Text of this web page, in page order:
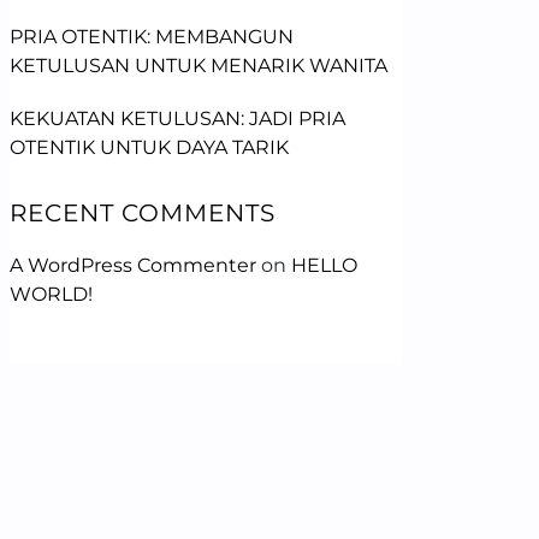
PRIA OTENTIK: MEMBANGUN
KETULUSAN UNTUK MENARIK WANITA
KEKUATAN KETULUSAN: JADI PRIA
OTENTIK UNTUK DAYA TARIK
RECENT COMMENTS
A WordPress Commenter on HELLO
WORLD!